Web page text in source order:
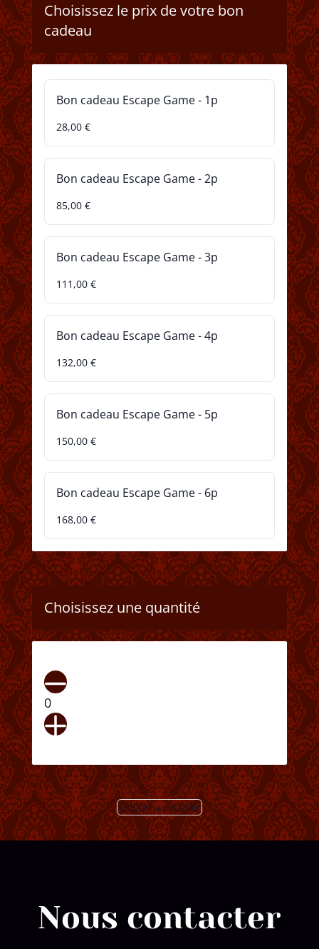
Choisissez le prix de votre bon
cadeau
Bon cadeau Escape Game - 1p
28,00 €
Bon cadeau Escape Game - 2p
85,00 €
Bon cadeau Escape Game - 3p
111,00 €
Bon cadeau Escape Game - 4p
132,00 €
Bon cadeau Escape Game - 5p
150,00 €
Bon cadeau Escape Game - 6p
168,00 €
Choisissez une quantité
0
Ajouter au panier
Nous contacter